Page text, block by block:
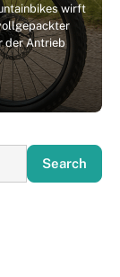
wirft
der Antrieb
Search